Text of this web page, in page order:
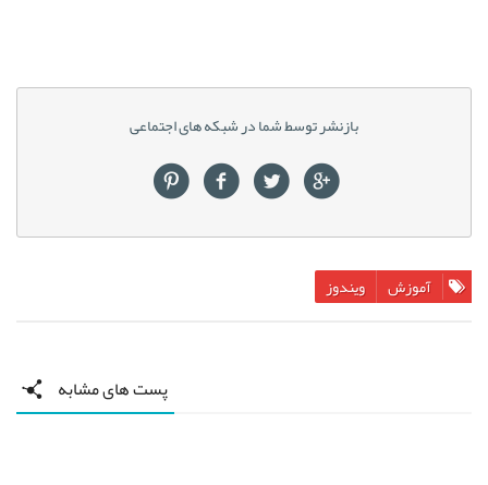
بازنشر توسط شما در شبکه های اجتماعی
آموزش ویندوز
پست های مشابه